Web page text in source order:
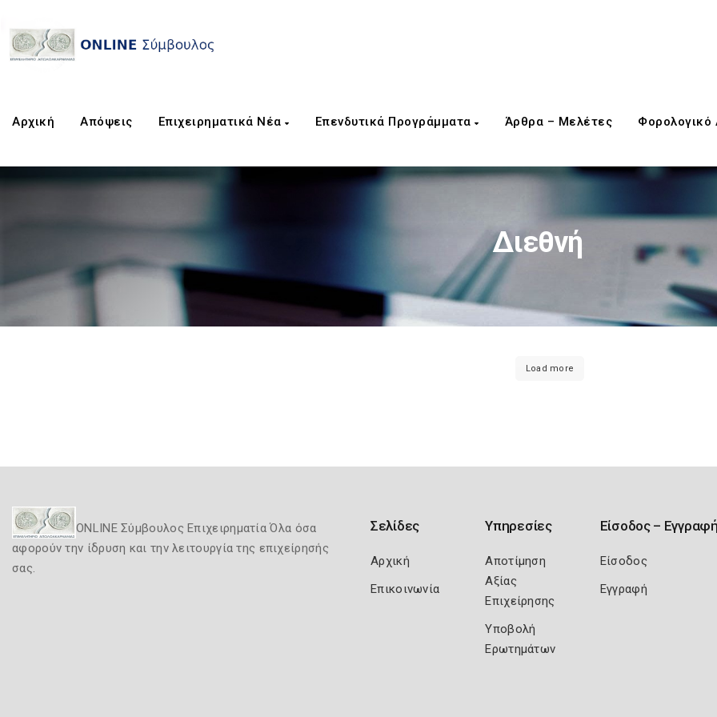
Αρχική Απόψεις Επιχειρηματικά Νέα Επενδυτικά Προγράμματα Άρθρα – Μελέτες Φορολογικό
Διεθνή
Load more
ONLINE Σύμβουλος Επιχειρηματία Όλα όσα
αφορούν την ίδρυση και την λειτουργία της επιχείρησής
σας.
Σελίδες
Αρχική
Επικοινωνία
Υπηρεσίες
Αποτίμηση
Αξίας
Επιχείρησης
Υποβολή
Ερωτημάτων
Είσοδος –
Είσοδος
Εγγραφή